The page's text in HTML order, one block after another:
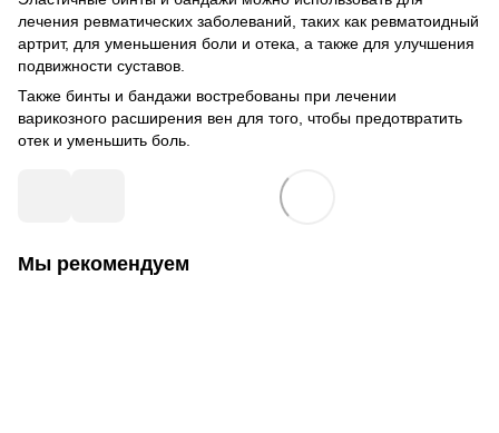
лечения ревматических заболеваний, таких как ревматоидный
артрит, для уменьшения боли и отека, а также для улучшения
подвижности суставов.
Также бинты и бандажи востребованы при лечении
варикозного расширения вен для того, чтобы предотвратить
отек и уменьшить боль.
Мы рекомендуем